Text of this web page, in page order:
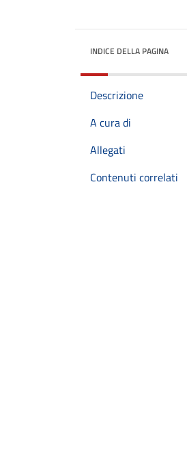
INDICE DELLA PAGINA
Descrizione
A cura di
Allegati
Contenuti correlati